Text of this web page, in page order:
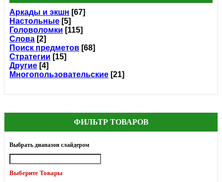
Аркады и экшн [67]
Настольные [5]
Головоломки [115]
Слова [2]
Поиск предметов [68]
Стратегии [15]
Другие [4]
Многопользовательские [21]
ФИЛЬТР ТОВАРОВ
Выбрать диапазон слайдером
Выберите Товары